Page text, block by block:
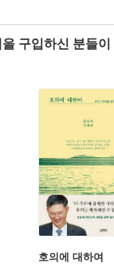
구입하신 분들이
호의에 대하여